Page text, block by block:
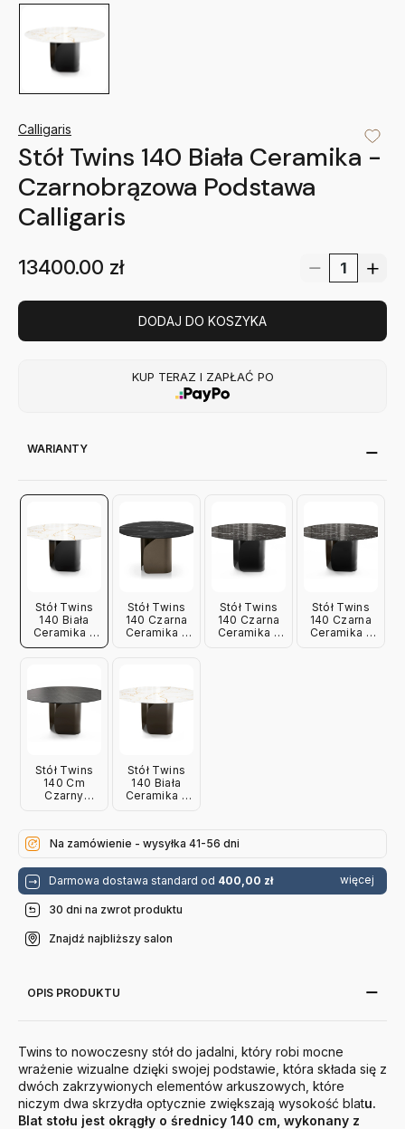
Calligaris
Stół Twins 140 Biała Ceramika -
Czarnobrązowa Podstawa
Calligaris
13400.00 zł
DODAJ DO KOSZYKA
KUP TERAZ I ZAPŁAĆ PO
WARIANTY
Stół Twins
140 Biała
Ceramika -
Czarnobrązowa
Stół Twins
140 Czarna
Ceramika -
Stół Twins
140 Czarna
Ceramika -
Stół Twins
140 Czarna
Ceramika -
Stół Twins
140 Cm
Czarny
Podstawa
Calligaris
Stół Twins
140 Biała
Ceramika -
Na zamówienie - wysyłka 41-56 dni
Darmowa dostawa standard od 400,00 zł więcej
30 dni na zwrot produktu
Znajdź najbliższy salon
OPIS PRODUKTU
Twins to nowoczesny stół do jadalni, który robi mocne
wrażenie wizualne dzięki swojej podstawie, która składa się z
dwóch zakrzywionych elementów arkuszowych, które
niczym dwa skrzydła optycznie zwiększają wysokość blatu.
Blat stołu jest okrągły o średnicy 140 cm, wykonany z